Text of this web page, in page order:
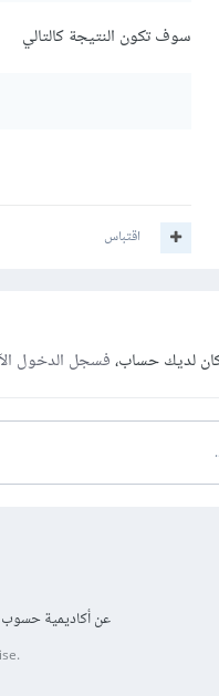
سوف تكون النتيجة كالتالي
اقتباس
لديك حساب،فسجل الدخول
عن أكاديمية حسوب